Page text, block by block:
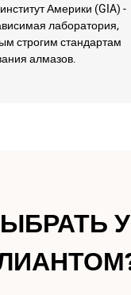
Америки (GIA) -
лаборатория,
строгим стандартам
алмазов.